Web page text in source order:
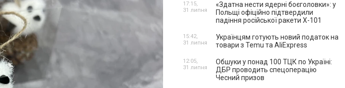
«Здатна нести ядерні боєголовки»: у
Польщі офіційно підтвердили
падіння російської ракети Х-101
17:15,
31 липня
Українцям готують новий податок на
товари з Temu та AliExpress
15:42,
31 липня
Обшуки у понад 100 ТЦК по Україні:
ДБР проводить спецоперацію
Чесний призов
12:05,
31 липня